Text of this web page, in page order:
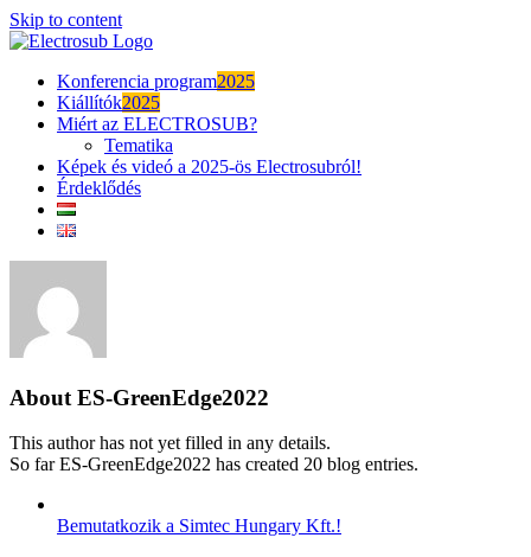
Skip to content
Konferencia program2025
Kiállítók2025
Miért az ELECTROSUB?
Tematika
Képek és videó a 2025-ös Electrosubról!
Érdeklődés
About ES-GreenEdge2022
This author has not yet filled in any details.
So far ES-GreenEdge2022 has created 20 blog entries.
Bemutatkozik a Simtec Hungary Kft.!